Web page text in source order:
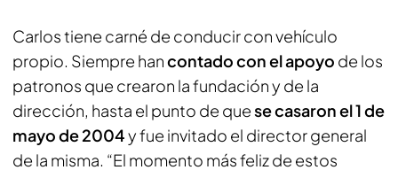
Carlos tiene carné de conducir con vehículo
propio. Siempre hancontado con el apoyo de los
patronos que crearon la fundación y de la
dirección, hasta el punto de quese casaron el 1 de
mayo de 2004y fue invitado el director general
de la misma. “El momento más feliz de estos